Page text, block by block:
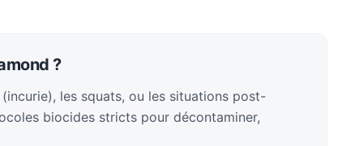
?
les squats, ou les situations post-
biocides stricts pour décontaminer,